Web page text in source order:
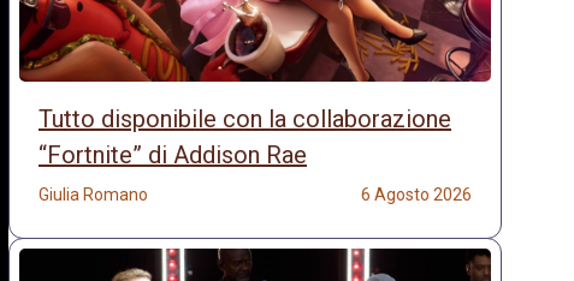
Tutto disponibile con la collaborazione
“Fortnite” di Addison Rae
Giulia Romano 6 Agosto 2026